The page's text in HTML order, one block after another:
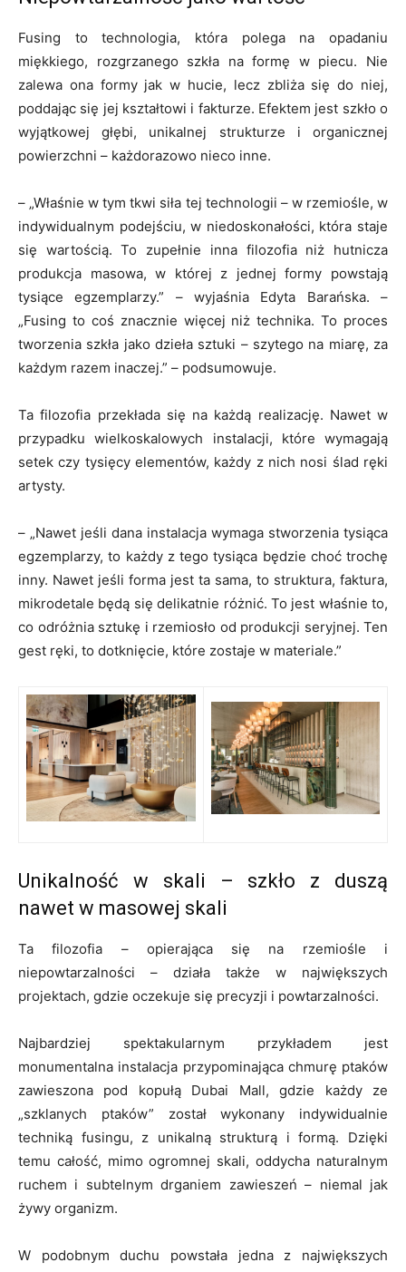
Fusing to technologia, która polega na opadaniu
miękkiego, rozgrzanego szkła na formę w piecu. Nie
zalewa ona formy jak w hucie, lecz zbliża się do niej,
poddając się jej kształtowi i fakturze. Efektem jest szkło o
wyjątkowej głębi, unikalnej strukturze i organicznej
powierzchni – każdorazowo nieco inne.
– „Właśnie w tym tkwi siła tej technologii – w rzemiośle, w
indywidualnym podejściu, w niedoskonałości, która staje
się wartością. To zupełnie inna filozofia niż hutnicza
produkcja masowa, w której z jednej formy powstają
tysiące egzemplarzy.” – wyjaśnia Edyta Barańska. –
„Fusing to coś znacznie więcej niż technika. To proces
tworzenia szkła jako dzieła sztuki – szytego na miarę, za
każdym razem inaczej.” – podsumowuje.
Ta filozofia przekłada się na każdą realizację. Nawet w
przypadku wielkoskalowych instalacji, które wymagają
setek czy tysięcy elementów, każdy z nich nosi ślad ręki
artysty.
– „Nawet jeśli dana instalacja wymaga stworzenia tysiąca
egzemplarzy, to każdy z tego tysiąca będzie choć trochę
inny. Nawet jeśli forma jest ta sama, to struktura, faktura,
mikrodetale będą się delikatnie różnić. To jest właśnie to,
co odróżnia sztukę i rzemiosło od produkcji seryjnej. Ten
gest ręki, to dotknięcie, które zostaje w materiale.”
Unikalność w skali – szkło z duszą
nawet w masowej skali
Ta filozofia – opierająca się na rzemiośle i
niepowtarzalności – działa także w największych
projektach, gdzie oczekuje się precyzji i powtarzalności.
Najbardziej spektakularnym przykładem jest
monumentalna instalacja przypominająca chmurę ptaków
zawieszona pod kopułą Dubai Mall, gdzie każdy ze
„szklanych ptaków” został wykonany indywidualnie
techniką fusingu, z unikalną strukturą i formą. Dzięki
temu całość, mimo ogromnej skali, oddycha naturalnym
ruchem i subtelnym drganiem zawieszeń – niemal jak
żywy organizm.
W podobnym duchu powstała jedna z największych